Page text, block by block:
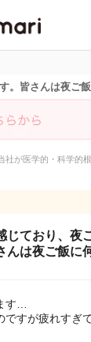
皆さんは夜ご
が医学的・科学的
じており、夜
んは夜ご飯に
す…
すが疲れすぎ